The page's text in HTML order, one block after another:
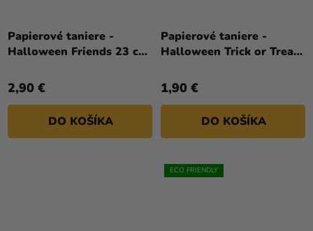
Papierové taniere -
Halloween Friends 23 cm
2,90 €
DO KOŠÍKA
Papierové taniere -
Halloween Trick or Treat
1,90 €
DO KOŠÍKA
ECO FRIENDLY